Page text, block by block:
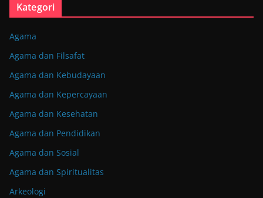
Kategori
Agama
Agama dan Filsafat
Agama dan Kebudayaan
Agama dan Kepercayaan
Agama dan Kesehatan
Agama dan Pendidikan
Agama dan Sosial
Agama dan Spiritualitas
Arkeologi